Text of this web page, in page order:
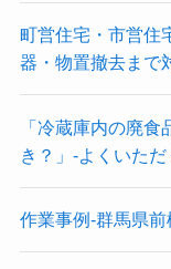
町営住宅・市営住
器・物置撤去まで
「冷蔵庫内の廃
き？」-よくいた
作業事例-群馬県